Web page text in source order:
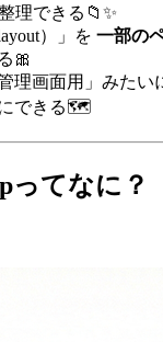
理できる📁✨
）」を 一部の
🎀
理画面用」みたい
にできる🗺️
ってなに？